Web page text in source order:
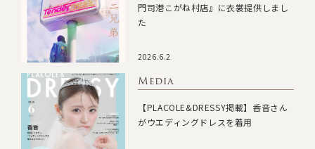
門司港こがね村店』に衣裳提供しまし
た
2026.6.2
Media
【PLACOLE&DRESSY掲載】香音さん
がウエディングドレスを着用